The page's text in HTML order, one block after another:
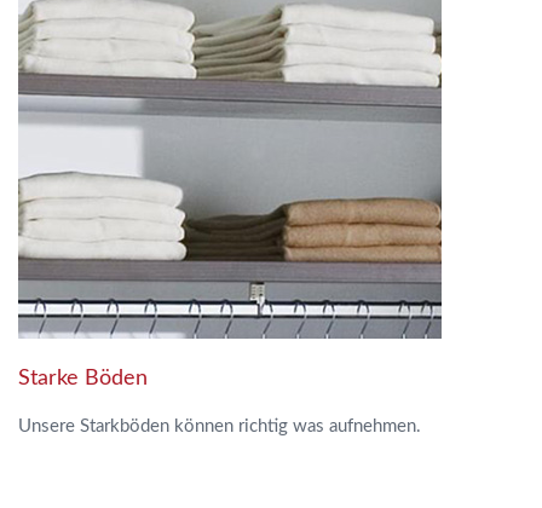
Starke Böden
Unsere Starkböden können richtig was aufnehmen.